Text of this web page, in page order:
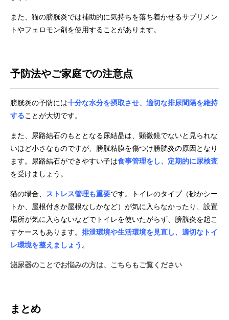
また、猫の膀胱炎では補助的に気持ちを落ち着かせるサプリメン
トやフェロモン剤を使用することがあります。
予防法やご家庭での注意点
膀胱炎の予防には十分な水分を摂取させ、適切な排尿間隔を維持
することが大切です。
また、尿路結石のもととなる尿結晶は、顕微鏡でないと見られな
いほど小さなものですが、膀胱粘膜を傷つけ膀胱炎の原因となり
ます。尿路結石ができやすい子は食事管理をし、定期的に尿検査
を受けましょう。
猫の場合、 ストレス管理も重要です。トイレのタイプ（砂かシー
トか、屋根付きか屋根なしかなど）が気に入らなかったり、設置
場所が気に入らないなどでトイレを使いたがらず、膀胱炎を起こ
すケースもあります。 排泄環境や生活環境を見直し、適切なトイ
レ環境を整えましょう 。
泌尿器のことでお悩みの方は、こちらもご覧ください
まとめ